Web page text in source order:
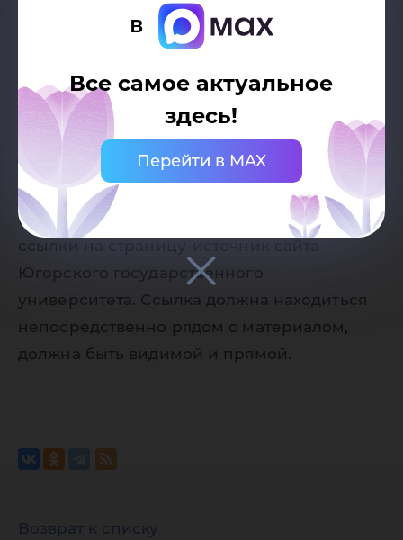
в
Все самое актуальное
здесь!
Перейти в MAX
Автор:
Пресс-служба Югорского
государственного университета
Разрешено копирование статей, только
при наличии активной (кликабельной)
ссылки на страницу-источник сайта
Югорского государственного
университета. Ссылка должна находиться
непосредственно рядом с материалом,
должна быть видимой и прямой.
Возврат к списку